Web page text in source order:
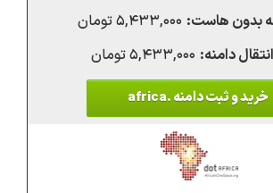
۵,۴۳۳,۰۰۰ تومان
۵,۴۳۳,۰۰۰ تومان
خرید و ثبت دامنه .africa